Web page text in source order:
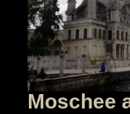
Moschee